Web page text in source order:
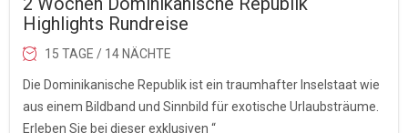
Highlights Rundreise
15 TAGE / 14 NÄCHTE
Die Dominikanische Republik ist ein traumhafter Inselstaat wie
aus einem Bildband und Sinnbild für exotische Urlaubsträume.
Erleben Sie bei dieser exklusiven “